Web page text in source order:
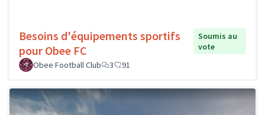
Besoins d'équipements sportifs
pour Obee FC
Soumis au
vote
Obee Football Club
3 91